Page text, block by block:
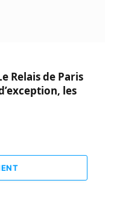
Relais de Paris
les